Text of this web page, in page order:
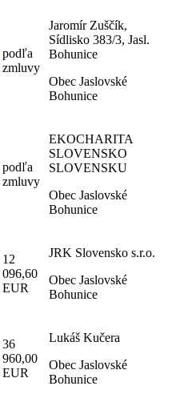
podľa
zmluvy
Jaromír Zuščík,
Sídlisko 383/3, Jasl.
Bohunice
Obec Jaslovské
Bohunice
podľa
zmluvy
EKOCHARITA
SLOVENSKO
SLOVENSKU
Obec Jaslovské
Bohunice
12
096,60
EUR
JRK Slovensko s.r.o.
Obec Jaslovské
Bohunice
36
960,00
EUR
Lukáš Kučera
Obec Jaslovské
Bohunice